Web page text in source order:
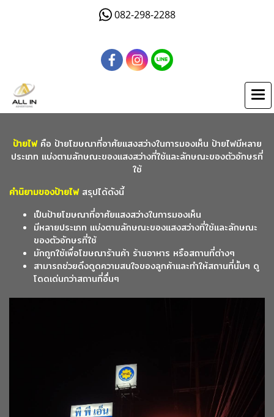
082-298-2288
ป้ายไฟคือ ป้ายโฆษณาที่อาศัยแสงสว่างในการมองเห็น ป้ายไฟมีหลาย
ประเภท แบ่งตามลักษณะของแสงสว่างที่ใช้และลักษณะของตัวอักษรที่
ใช้
คำนิยามของป้ายไฟสรุปได้ดังนี้
เป็นป้ายโฆษณาที่อาศัยแสงสว่างในการมองเห็น
มีหลายประเภท แบ่งตามลักษณะของแสงสว่างที่ใช้และลักษณะ
ของตัวอักษรที่ใช้
มักถูกใช้เพื่อโฆษณาร้านค้า ร้านอาหาร หรือสถานที่ต่างๆ
สามารถช่วยดึงดูดความสนใจของลูกค้าและทำให้สถานที่นั้นๆ ดู
โดดเด่นกว่าสถานที่อื่นๆ